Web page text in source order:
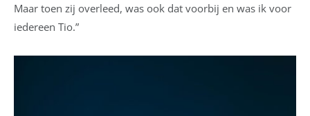
Maar toen zij overleed, was ook dat voorbij en was ik voor
iedereen Tio.”